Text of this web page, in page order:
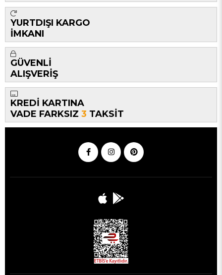
YURTDIŞI KARGO
İMKANI
GÜVENLİ
ALIŞVERİŞ
KREDİ KARTINA
VADE FARKSIZ 3 TAKSİT